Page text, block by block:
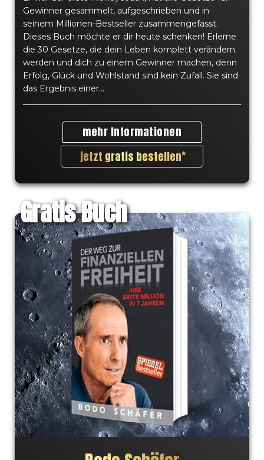
Erfahre die wichtigsten
Geheimnisse ...
... und Ergebnisse aus mehreren Jahrzehnten
Unternehmertum und Forschung in den
Gebieten Erfolg, Wohlstand und Glück. Erhalte
alle wichtigen Werkzeuge, die du benötigst, um
dein Leben frei gestalten zu können. Alle Bücher
sind 100% kostenlos, du übernimmst nur die
Versandkosten und bekommst ein physisches
Produkt. Viele von diesen Büchern sind nur für
Auflage. Ich wünsche dir viel Spaß und Erfolg
beim Umsetzen des neu erlernten Wissens!
– Alina D.
"Diese Bücher ermutigen einen dazu, seine Ideen und
Gedanken umzusetzen und an sich zu glauben. So viele
Menschen haben nicht den Mut es anzupacken und
genau darum geht es. Tolle und ermutigende Bücher
die zum Denken und Handeln anregen."
Gewinner gesammelt, aufgeschrieben und in
seinem Millionen-Bestseller zusammengefasst.
Dieses Buch möchte er dir heute schenken! Erlerne
die 30 Gesetze, die dein Leben komplett verändern
werden und dich zu einem Gewinner machen, denn
Erfolg, Glück und Wohlstand sind kein Zufall. Sie sind
das Ergebnis einer...
mehr Informationen
jetzt gratis bestellen
Gratis Buch